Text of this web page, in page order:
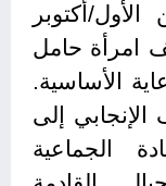
أكتوبر
امرأة حامل
الأساسية.
الإنجابي إلى
الجماعية